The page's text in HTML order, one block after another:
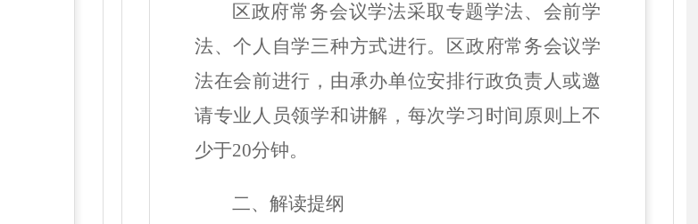
区政府常务会议学法采取专题学法、会前学
法、个人自学三种方式进行。区政府常务会议学
法在会前进行，由承办单位安排行政负责人或邀
请专业人员领学和讲解，每次学习时间原则上不
少于20分钟。
二、 解读提纲